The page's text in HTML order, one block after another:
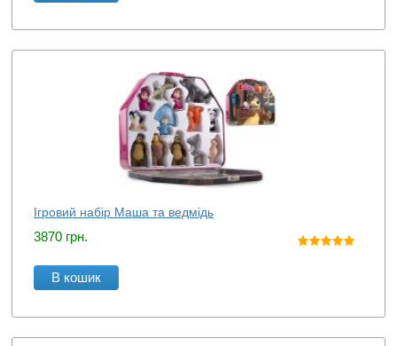
Ігровий набір Маша та ведмідь
3870 грн.
В кошик